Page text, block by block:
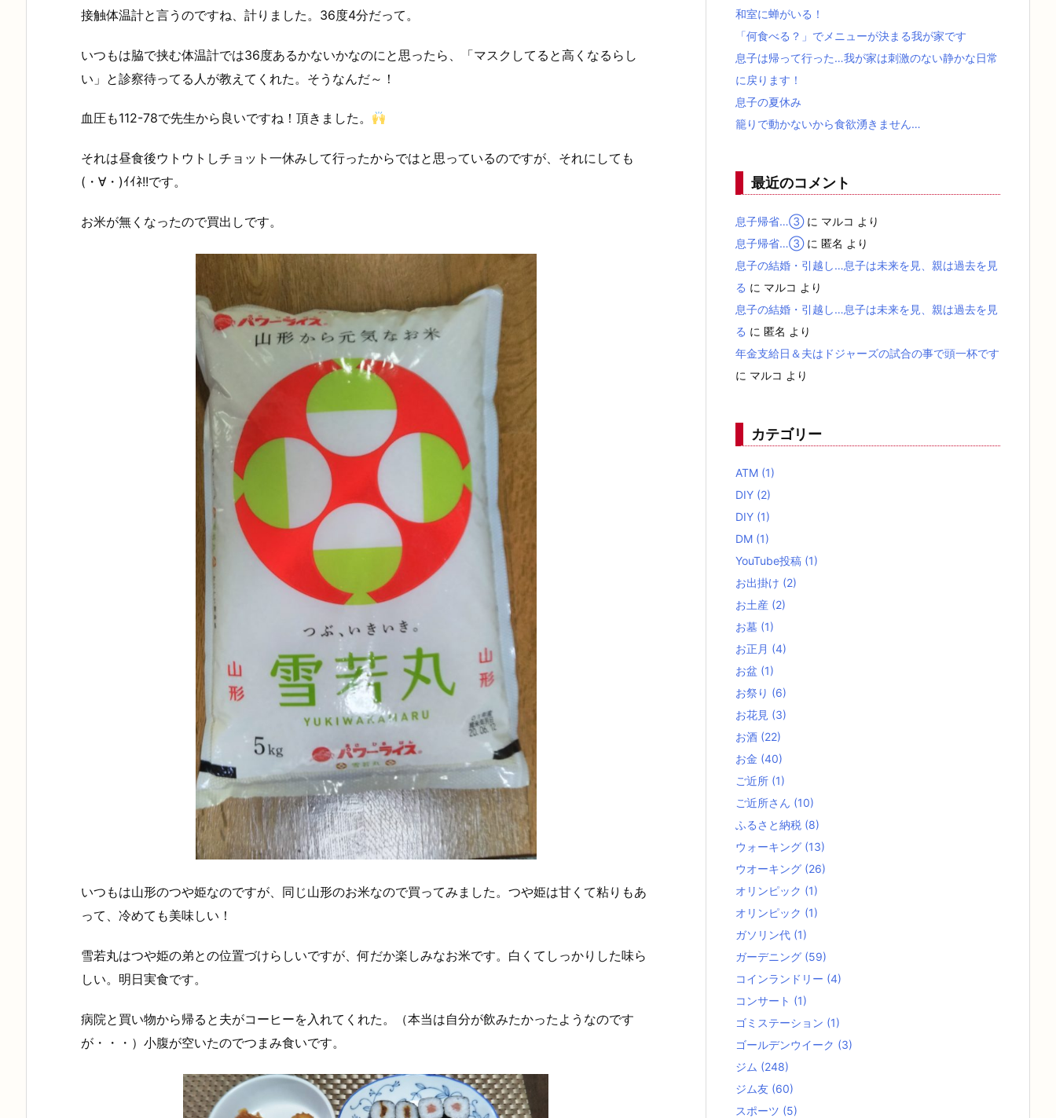
接触体温計と言うのですね、計りました。36度4分だって。
いつもは脇で挟む体温計では36度あるかないかなのにと思ったら、「マスクしてると高くなるらし
い」と診察待ってる人が教えてくれた。そうなんだ～！
血圧も112-78で先生から良いですね！頂きました。
それは昼食後ウトウトしチョット一休みして行ったからではと思っているのですが、それにしても
(・∀・)ｲｲﾈ!!です。
お米が無くなったので買出しです。
いつもは山形のつや姫なのですが、同じ山形のお米なので買ってみました。つや姫は甘くて粘りもあ
って、冷めても美味しい！
雪若丸はつや姫の弟との位置づけらしいですが、何だか楽しみなお米です。白くてしっかりした味ら
しい。明日実食です。
病院と買い物から帰ると夫がコーヒーを入れてくれた。（本当は自分が飲みたかったようなのです
が・・・）小腹が空いたのでつまみ食いです。
和室に蝉がいる！
「何食べる？」でメニューが決まる我が家です
息子は帰って行った…我が家は刺激のない静かな日常
に戻ります！
息子の夏休み
籠りで動かないから食欲湧きません…
最近のコメント
息子帰省…③に マルコ より
息子帰省…③に 匿名 より
息子の結婚・引越し…息子は未来を見、親は過去を見
る に マルコ より
息子の結婚・引越し…息子は未来を見、親は過去を見
る に 匿名 より
年金支給日＆夫はドジャーズの試合の事で頭一杯です
に マルコ より
カテゴリー
ATM (1)
DIY (2)
DIY (1)
DM (1)
YouTube投稿 (1)
お出掛け (2)
お土産 (2)
お墓 (1)
お正月 (4)
お盆 (1)
お祭り (6)
お花見 (3)
お酒 (22)
お金 (40)
ご近所 (1)
ご近所さん (10)
ふるさと納税 (8)
ウォーキング (13)
ウオーキング (26)
オリンピック (1)
オリンピック (1)
ガソリン代 (1)
ガーデニング (59)
コインランドリー (4)
コンサート (1)
ゴミステーション (1)
ゴールデンウイーク (3)
ジム (248)
ジム友 (60)
スポーツ (5)